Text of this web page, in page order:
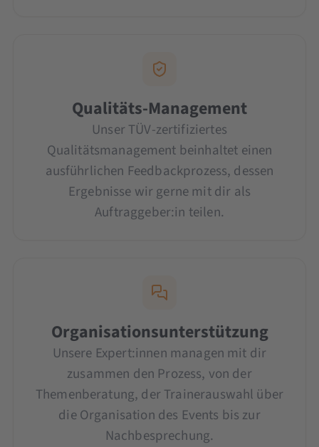
Qualitäts-Management
Unser TÜV-zertifiziertes
Qualitätsmanagement beinhaltet einen
ausführlichen Feedbackprozess, dessen
Ergebnisse wir gerne mit dir als
Auftraggeber:in teilen.
Organisationsunterstützung
Unsere Expert:innen managen mit dir
zusammen den Prozess, von der
Themenberatung, der Trainerauswahl über
die Organisation des Events bis zur
Nachbesprechung.